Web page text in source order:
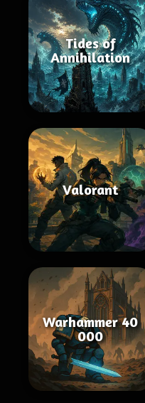
Tides of
Annihilation
Valorant
Warhammer 40
000